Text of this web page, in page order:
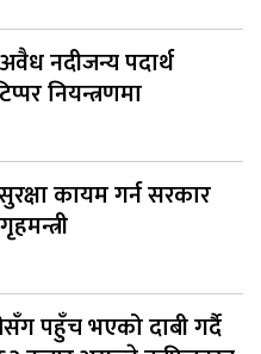
नदीजन्य पदार्थ
नियन्त्रणमा
कायम गर्न सरकार
पहुँच भएको दाबी गर्दै